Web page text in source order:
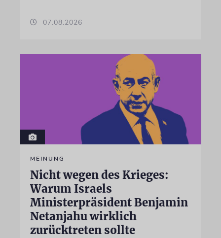
07.08.2026
MEINUNG
Nicht wegen des Krieges:
Warum Israels
Ministerpräsident Benjamin
Netanjahu wirklich
zurücktreten sollte